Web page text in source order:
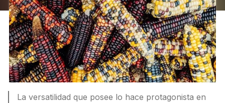
La versatilidad que posee lo hace protagonista en